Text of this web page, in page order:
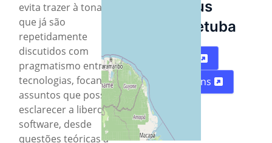
evita trazer à tona temas
que já são
repetidamente
discutidos com
pragmatismo entre
tecnologias, focando em
assuntos que possam
esclarecer a liberdade de
software, desde
questões teóricas a
Campus
Abaetetuba
Directions